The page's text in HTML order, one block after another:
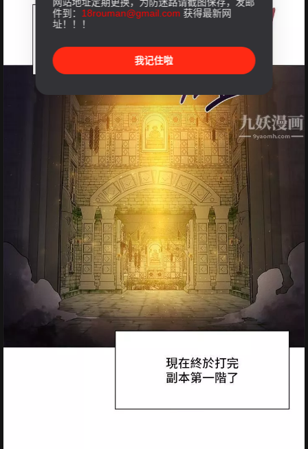
件到： 18rouman@gmail.com 获得最新网
址！！！
我记住啦